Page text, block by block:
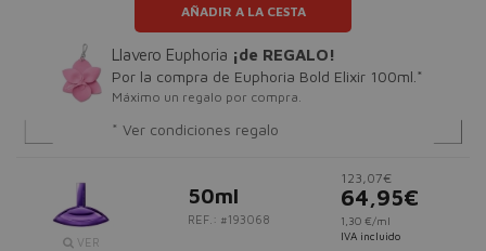
AÑADIR A LA CESTA
Llavero Euphoria ¡de REGALO!
Por la compra de Euphoria Bold Elixir 100ml.*
Máximo un regalo por compra.
* Ver condiciones regalo
VER
50ml
REF.: #193068
123,07€
64,95€
1,30 €/ml
IVA incluido